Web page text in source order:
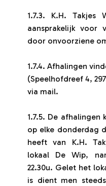
1.7.3. K.H. Takjes
aansprakelijk voor
door onvoorziene
1.7.4. Afhalingen
(Speelhofdreef 4,
via mail.
1.7.5. De afhalingen
op elke donderdag
heeft van K.H.
lokaal De Wip,
22.30u. Gelet het
is dient men